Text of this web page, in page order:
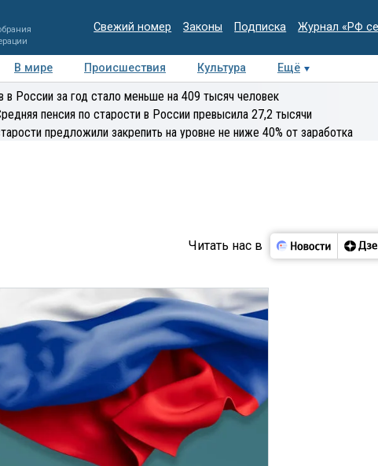
Свежий номер Законы Подписка Журнал «РФ
В мире Происшествия Культура
Ещё
Медиацентр Интервью Колумнисты
в России за год стало меньше на 409 тысяч человек
пенсия по старости в России превысила 27,2 тысячи
предложили закрепить на уровне не ниже 40% от заработка
Читать нас в